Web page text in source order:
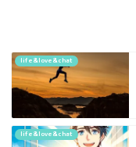
life&love&chat
life&love&chat